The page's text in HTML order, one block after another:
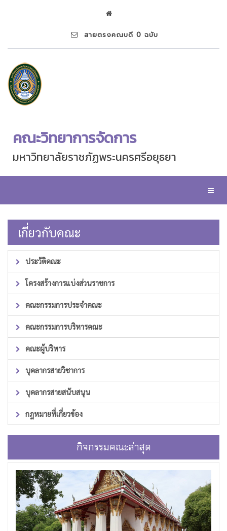
สายตรงคณบดี 0 ฉบับ
คณะวิทยาการจัดการ
มหาวิทยาลัยราชภัฏพระนครศรีอยุธยา
เกี่ยวกับคณะ
ประวัติคณะ
โครงสร้างการแบ่งส่วนราชการ
คณะกรรมการประจำคณะ
คณะกรรมการบริหารคณะ
คณะผู้บริหาร
บุคลากรสายวิชาการ
บุคลากรสายสนับสนุน
กฎหมายที่เกี่ยวข้อง
กิจกรรมคณะล่าสุด